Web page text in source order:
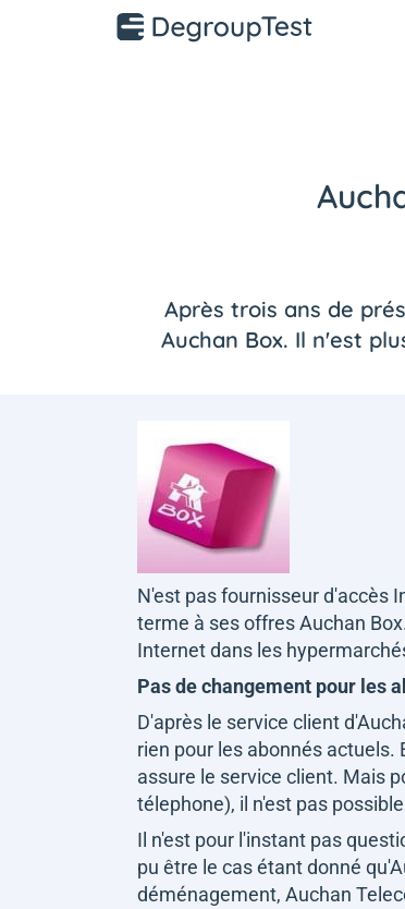
Après trois ans de
Auchan Box. Il n'est
N'est pas fournisseur d'accès
terme à ses offres Auchan
Internet dans les
Pas de changement pour les
D'après le service client
rien pour les abonnés actuels.
assure le service client. Mais
télephone), il n'est pas
Il n'est pour l'instant pas
pu être le cas étant donné
déménagement, Auchan